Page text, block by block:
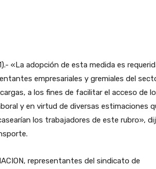
«La adopción de esta medida es
empresariales y gremiales del
a los fines de facilitar el acceso de
y en virtud de diversas estimaciones
los trabajadores de este rubro»,
representantes del sindicato de